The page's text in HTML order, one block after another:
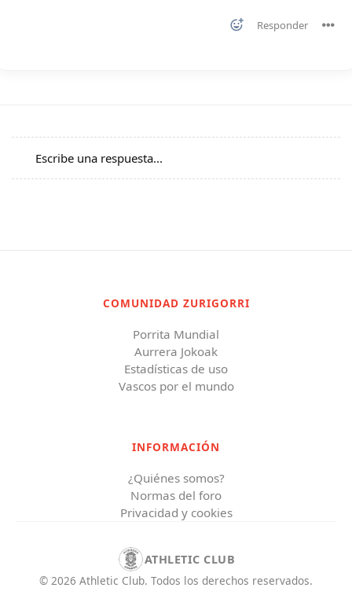
Responder
Escribe una respuesta...
COMUNIDAD ZURIGORRI
Porrita Mundial
Aurrera Jokoak
Estadísticas de uso
Vascos por el mundo
INFORMACIÓN
¿Quiénes somos?
Normas del foro
Privacidad y cookies
ATHLETIC CLUB
© 2026 Athletic Club. Todos los derechos reservados.